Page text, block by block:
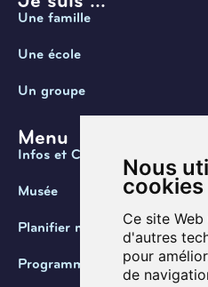
Nous
cookies
Ce site
d'autres
pour
de
Une famille
Une école
Un groupe
Menu
Infos et Contact
Musée
Planifier ma visite
Programmation